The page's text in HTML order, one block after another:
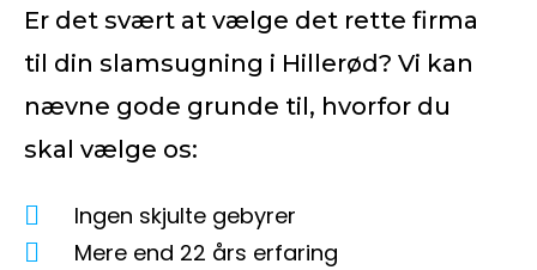
Er det svært at vælge det rette firma
til din slamsugning i Hillerød? Vi kan
nævne gode grunde til, hvorfor du
skal vælge os:
Ingen skjulte gebyrer
Mere end 22 års erfaring